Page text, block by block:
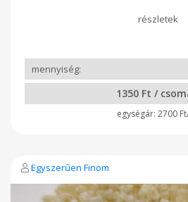
a tányéron is esztétikusabb hatást
pörköltekhez, valamint más
1350 Ft /
2700
Egyszerűen Finom